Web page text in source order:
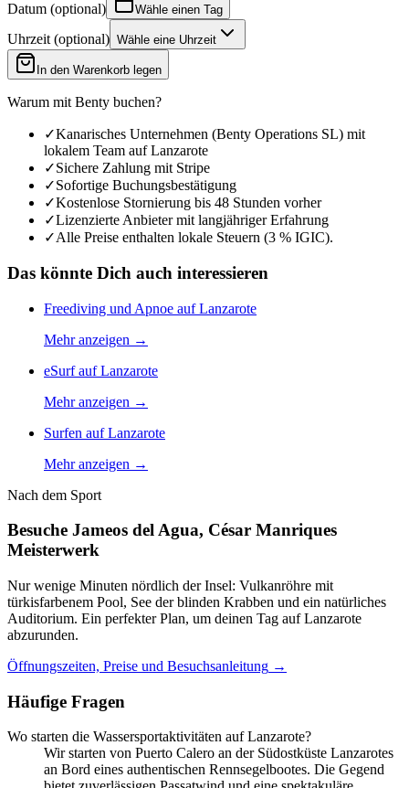
Datum (optional) Wähle einen Tag
Uhrzeit (optional) Wähle eine Uhrzeit
In den Warenkorb legen
Warum mit Benty buchen?
✓Kanarisches Unternehmen (Benty Operations SL) mit
lokalem Team auf Lanzarote
✓Sichere Zahlung mit Stripe
✓Sofortige Buchungsbestätigung
✓Kostenlose Stornierung bis 48 Stunden vorher
✓Lizenzierte Anbieter mit langjähriger Erfahrung
✓Alle Preise enthalten lokale Steuern (3 % IGIC).
Das könnte Dich auch interessieren
Freediving und Apnoe auf Lanzarote
Mehr anzeigen →
eSurf auf Lanzarote
Mehr anzeigen →
Surfen auf Lanzarote
Mehr anzeigen →
Nach dem Sport
Besuche Jameos del Agua, César Manriques
Meisterwerk
Nur wenige Minuten nördlich der Insel: Vulkanröhre mit
türkisfarbenem Pool, See der blinden Krabben und ein natürliches
Auditorium. Ein perfekter Plan, um deinen Tag auf Lanzarote
abzurunden.
Öffnungszeiten, Preise und Besuchsanleitung →
Häufige Fragen
Wo starten die Wassersportaktivitäten auf Lanzarote?
Wir starten von Puerto Calero an der Südostküste Lanzarotes
an Bord eines authentischen Rennsegelbootes. Die Gegend